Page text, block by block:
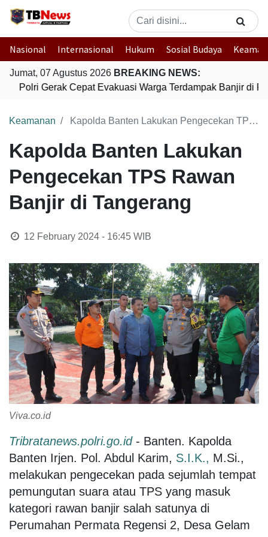
Nasional Internasional Hukum Sosial Budaya
Jumat, 07 Agustus 2026 BREAKING NEWS:
Polri Gerak Cepat Evakuasi Warga Terdampak Banjir di
Keamanan Kapolda Banten Lakukan Pengecekan TPS Rawan Banjir di Tangerang
Kapolda Banten Lakukan
Pengecekan TPS Rawan
Banjir di Tangerang
12 February 2024 - 16:45WIB
Viva.co.id
Tribratanews.polri.go.id- Banten. Kapolda
Banten Irjen. Pol. Abdul Karim, S.I.K., M.Si.,
melakukan pengecekan pada sejumlah tempat
pemungutan suara atau TPS yang masuk
kategori rawan banjir salah satunya di
Perumahan Permata Regensi 2, Desa Gelam